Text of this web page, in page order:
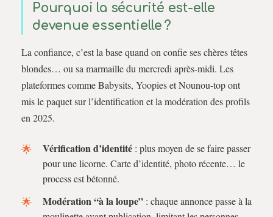
Pourquoi la sécurité est-elle
devenue essentielle ?
La confiance, c’est la base quand on confie ses chères têtes
blondes… ou sa marmaille du mercredi après-midi. Les
plateformes comme Babysits, Yoopies et Nounou-top ont
mis le paquet sur l’identification et la modération des profils
en 2025.
Vérification d’identité : plus moyen de se faire passer
pour une licorne. Carte d’identité, photo récente… le
process est bétonné.
Modération “à la loupe” : chaque annonce passe à la